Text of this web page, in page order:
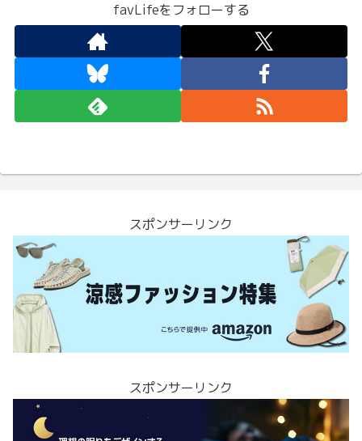
favLifeをフォローする
スポンサーリンク
スポンサーリンク